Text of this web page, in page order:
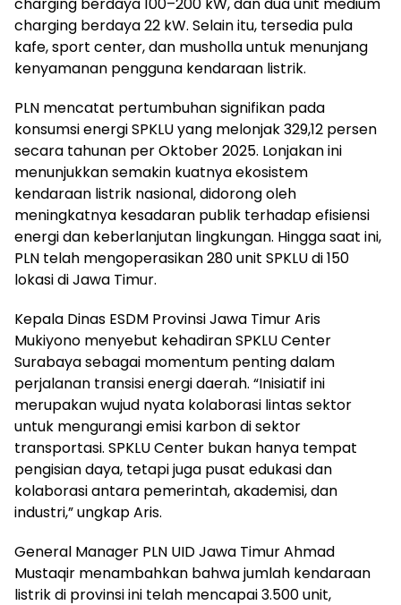
charging berdaya 22 kW. Selain itu, tersedia pula
kafe, sport center, dan musholla untuk menunjang
kenyamanan pengguna kendaraan listrik.
PLN mencatat pertumbuhan signifikan pada
konsumsi energi SPKLU yang melonjak 329,12 persen
secara tahunan per Oktober 2025. Lonjakan ini
menunjukkan semakin kuatnya ekosistem
kendaraan listrik nasional, didorong oleh
meningkatnya kesadaran publik terhadap efisiensi
energi dan keberlanjutan lingkungan. Hingga saat ini,
PLN telah mengoperasikan 280 unit SPKLU di 150
lokasi di Jawa Timur.
Kepala Dinas ESDM Provinsi Jawa Timur Aris
Mukiyono menyebut kehadiran SPKLU Center
Surabaya sebagai momentum penting dalam
perjalanan transisi energi daerah. “Inisiatif ini
merupakan wujud nyata kolaborasi lintas sektor
untuk mengurangi emisi karbon di sektor
transportasi. SPKLU Center bukan hanya tempat
pengisian daya, tetapi juga pusat edukasi dan
kolaborasi antara pemerintah, akademisi, dan
industri,” ungkap Aris.
General Manager PLN UID Jawa Timur Ahmad
Mustaqir menambahkan bahwa jumlah kendaraan
listrik di provinsi ini telah mencapai 3.500 unit,